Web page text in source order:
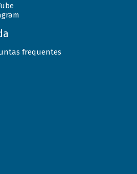
frequentes